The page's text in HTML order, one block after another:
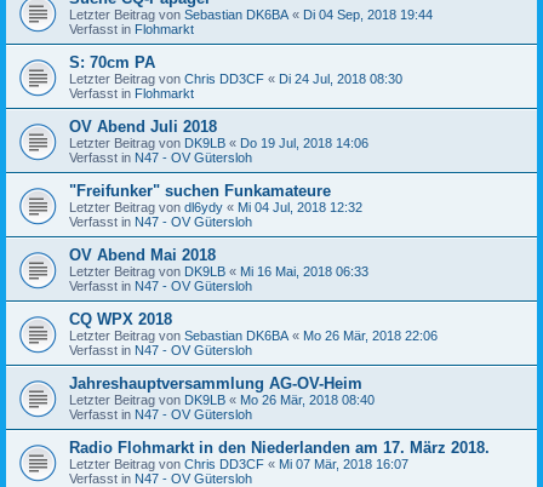
Letzter Beitrag von Sebastian DK6BA « Di 04 Sep, 2018 19:44
Verfasst in Flohmarkt
S: 70cm PA
Letzter Beitrag von Chris DD3CF « Di 24 Jul, 2018 08:30
Verfasst in Flohmarkt
OV Abend Juli 2018
Letzter Beitrag von DK9LB « Do 19 Jul, 2018 14:06
Verfasst in N47 - OV Gütersloh
"Freifunker" suchen Funkamateure
Letzter Beitrag von dl6ydy « Mi 04 Jul, 2018 12:32
Verfasst in N47 - OV Gütersloh
OV Abend Mai 2018
Letzter Beitrag von DK9LB « Mi 16 Mai, 2018 06:33
Verfasst in N47 - OV Gütersloh
CQ WPX 2018
Letzter Beitrag von Sebastian DK6BA « Mo 26 Mär, 2018 22:06
Verfasst in N47 - OV Gütersloh
Jahreshauptversammlung AG-OV-Heim
Letzter Beitrag von DK9LB « Mo 26 Mär, 2018 08:40
Verfasst in N47 - OV Gütersloh
Radio Flohmarkt in den Niederlanden am 17. März 2018.
Letzter Beitrag von Chris DD3CF « Mi 07 Mär, 2018 16:07
Verfasst in N47 - OV Gütersloh